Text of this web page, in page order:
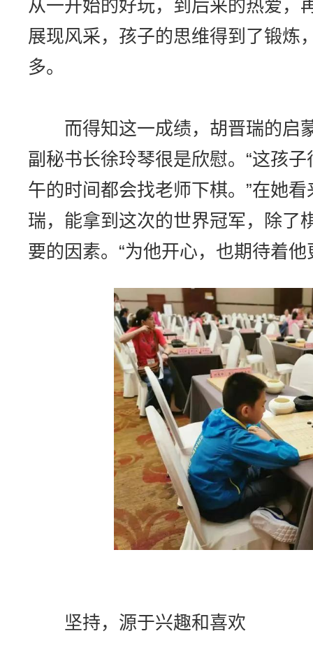
从一开始的好玩，到后来的热爱，
展现风采，孩子的思维得到了锻炼
多。
而得知这一成绩，胡晋瑞的启
副秘书长徐玲琴很是欣慰。“这孩
午的时间都会找老师下棋。”在她
瑞，能拿到这次的世界冠军，除了
要的因素。“为他开心，也期待着
坚持，源于兴趣和喜欢